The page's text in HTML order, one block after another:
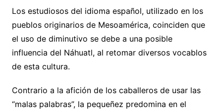
Los estudiosos del idioma español, utilizado en los
pueblos originarios de Mesoamérica, coinciden que
el uso de diminutivo se debe a una posible
influencia del Náhuatl, al retomar diversos vocablos
de esta cultura.
Contrario a la afición de los caballeros de usar las
“malas palabras”, la pequeñez predomina en el